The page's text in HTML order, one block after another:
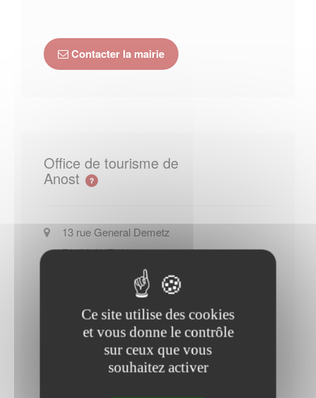
Contacter la mairie
Office de tourisme de
Anost
13 rue General Demetz
71400AUTUN
+33 (0)3 85 86 80 38
Site officiel de l Office de tourisme
de Anost
Contacter l'office de tourisme
Ce site utilise des cookies
et vous donne le contrôle
sur ceux que vous
souhaitez activer